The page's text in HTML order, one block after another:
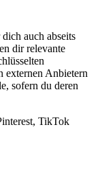
auch abseits
dir relevante
externen Anbietern
sofern du deren
TikTok